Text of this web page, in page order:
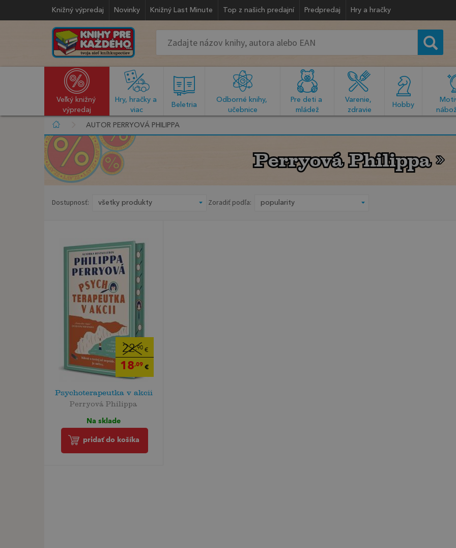
Knižný výpredaj Novinky Knižný Last Minute Top z našich predajní Predpredaj Hry a hračky
Veľký knižný
výpredaj
Hry, hračky a
viac
Beletria
Odborné knihy,
učebnice
Pre deti a
mládež
Varenie,
zdravie
Hobby
AUTOR PERRYOVÁ PHILIPPA
Perryová Philippa
Perryová Philippa
Dostupnosť: Zoradiť podľa:
22,90€
18,09€
Psychoterapeutka v akcii
Perryová Philippa
Na sklade
pridať do košíka